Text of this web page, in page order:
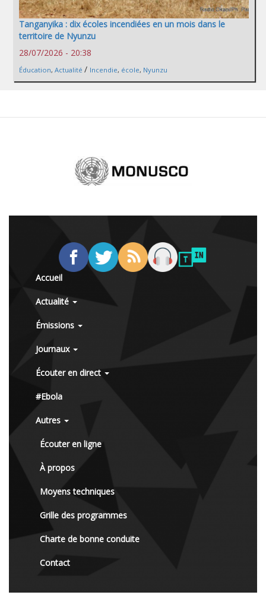
Tanganyika : dix écoles incendiées en un mois dans le
territoire de Nyunzu
28/07/2026 - 20:38
Éducation, Actualité / Incendie, école, Nyunzu
Accueil
Actualité
Émissions
Journaux
Écouter en direct
#Ebola
Autres
Écouter en ligne
À propos
Moyens techniques
Grille des programmes
Charte de bonne conduite
Contact